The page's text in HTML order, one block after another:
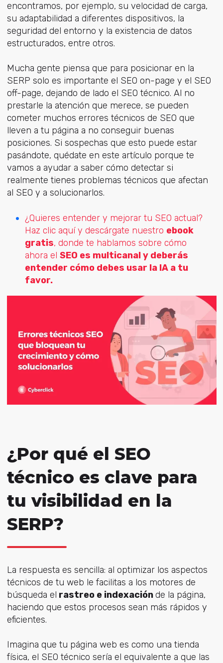
encontramos, por ejemplo, su velocidad de carga,
su adaptabilidad a diferentes dispositivos, la
seguridad del entorno y la existencia de datos
estructurados, entre otros.
Mucha gente piensa que para posicionar en la
SERP solo es importante el SEO on-page y el SEO
off-page, dejando de lado el SEO técnico. Al no
prestarle la atención que merece, se pueden
cometer muchos errores técnicos de SEO que
lleven a tu página a no conseguir buenas
posiciones. Si sospechas que esto puede estar
pasándote, quédate en este artículo porque te
vamos a ayudar a saber cómo detectar si
realmente tienes problemas técnicos que afectan
al SEO y a solucionarlos.
¿Quieres entender y mejorar tu SEO actual?
Haz clic aquí y descárgate nuestro ebook
gratis, donde te hablamos sobre cómo
ahora el SEO es multicanal y deberás
entender cómo debes usar la IA a tu
favor.
¿Por qué el SEO
técnico es clave para
tu visibilidad en la
SERP?
La respuesta es sencilla: al optimizar los aspectos
técnicos de tu web le facilitas a los motores de
búsqueda el rastreo e indexaciónde la página,
haciendo que estos procesos sean más rápidos y
eficientes.
Imagina que tu página web es como una tienda
física, el SEO técnico sería el equivalente a que las